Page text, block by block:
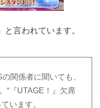
」と言われています。
関係者に聞いても、
“『UTAGE！』欠席
います。